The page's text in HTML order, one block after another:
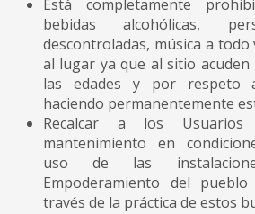
Está completamente
bebidas alcohólicas,
descontroladas, música a
al lugar ya que al sitio
las edades y por respeto
haciendo permanentemente
Recalcar a los
mantenimiento en
uso de las
Empoderamiento del
través de la práctica de estos